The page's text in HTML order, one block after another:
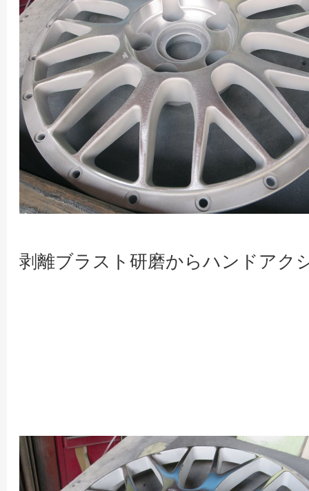
剥離ブラスト研磨からハンドアク